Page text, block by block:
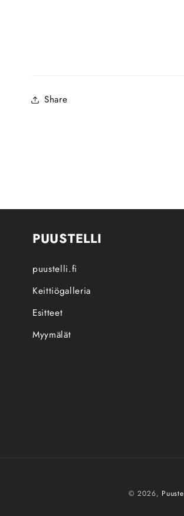
Share
PUUSTELLI
puustelli.fi
Keittiögalleria
Esitteet
Myymälät
© 2026,